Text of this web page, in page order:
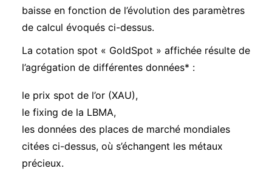
baisse en fonction de l’évolution des paramètres
de calcul évoqués ci-dessus.
La cotation spot « GoldSpot » affichée résulte de
l’agrégation de différentes données* :
le prix spot de l’or (XAU),
le fixing de la LBMA,
les données des places de marché mondiales
citées ci-dessus, où s’échangent les métaux
précieux.